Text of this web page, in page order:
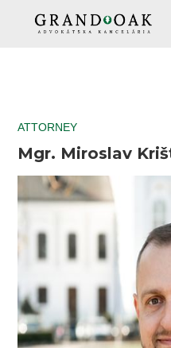
ATTORNEY
Mgr. Miroslav